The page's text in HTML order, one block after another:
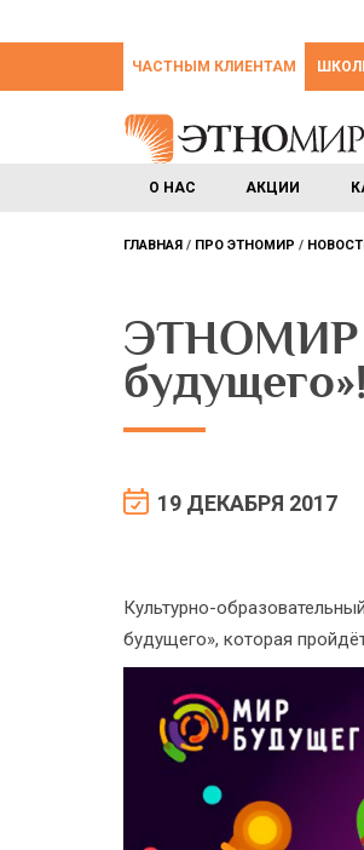
ЧАСТНЫМ КЛИЕНТАМ
О НАС АКЦИИ
ГЛАВНАЯ ПРО ЭТНОМИР
ЭТНОМИР
будущего»!
19 ДЕКАБРЯ 2017
Культурно-
будущего», которая